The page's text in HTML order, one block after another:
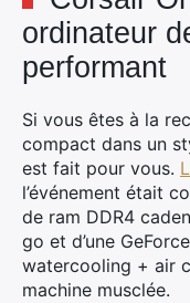
ordinateur
performant
Si vous êtes à la
compact dans un
est fait pour vous.
l’événement était
de ram DDR4
go et d’une
watercooling + air
machine musclée.
Rechercher